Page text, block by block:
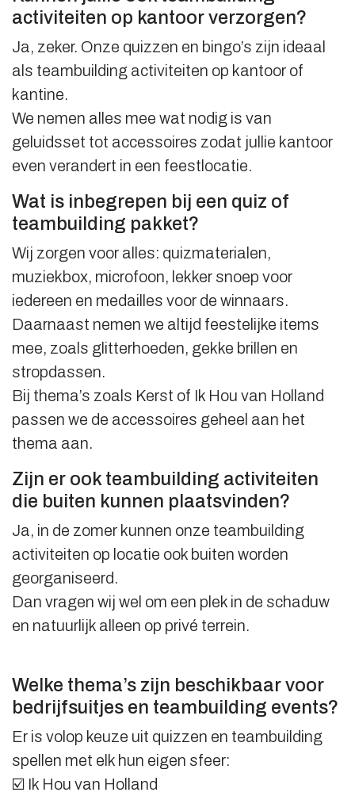
activiteiten op kantoor verzorgen?
Ja, zeker. Onze quizzen en bingo’s zijn ideaal
als teambuilding activiteiten op kantoor of
kantine.
We nemen alles mee wat nodig is van
geluidsset tot accessoires zodat jullie kantoor
even verandert in een feestlocatie.
Wat is inbegrepen bij een quiz of
teambuilding pakket?
Wij zorgen voor alles: quizmaterialen,
muziekbox, microfoon, lekker snoep voor
iedereen en medailles voor de winnaars.
Daarnaast nemen we altijd feestelijke items
mee, zoals glitterhoeden, gekke brillen en
stropdassen.
Bij thema’s zoals Kerst of Ik Hou van Holland
passen we de accessoires geheel aan het
thema aan.
Zijn er ook teambuilding activiteiten
die buiten kunnen plaatsvinden?
Ja, in de zomer kunnen onze teambuilding
activiteiten op locatie ook buiten worden
georganiseerd.
Dan vragen wij wel om een plek in de schaduw
en natuurlijk alleen op privé terrein.
Welke thema’s zijn beschikbaar voor
bedrijfsuitjes en teambuilding events?
Er is volop keuze uit quizzen en teambuilding
spellen met elk hun eigen sfeer:
☑️ Ik Hou van Holland